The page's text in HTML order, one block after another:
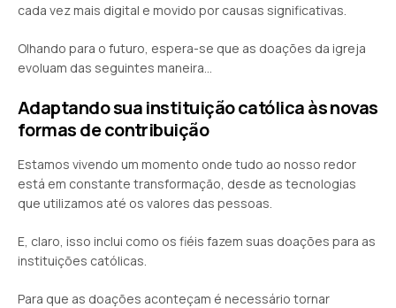
cada vez mais digital e movido por causas significativas.
Olhando para o futuro, espera-se que as doações da igreja
evoluam das seguintes maneira…
Adaptando sua instituição católica às novas
formas de contribuição
Estamos vivendo um momento onde tudo ao nosso redor
está em constante transformação, desde as tecnologias
que utilizamos até os valores das pessoas.
E, claro, isso inclui como os fiéis fazem suas doações para as
instituições católicas.
Para que as doações aconteçam é necessário tornar